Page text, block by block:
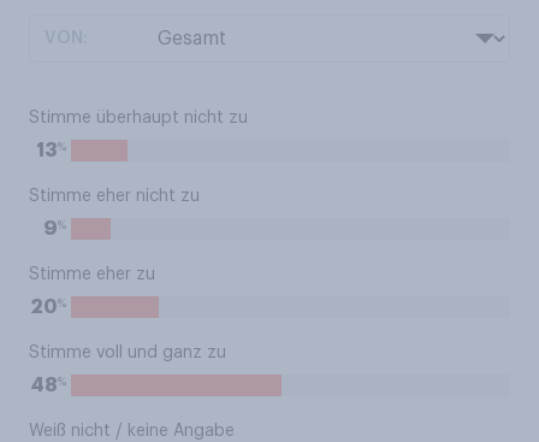
Stimme überhaupt nicht zu
13%
Stimme eher nicht zu
9%
Stimme eher zu
20%
Stimme voll und ganz zu
48%
Weiß nicht / keine Angabe